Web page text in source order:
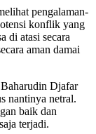
pengalaman-
konflik yang
di atasi secara
aman damai
Djafar
nantinya netral.
baik dan
terjadi.